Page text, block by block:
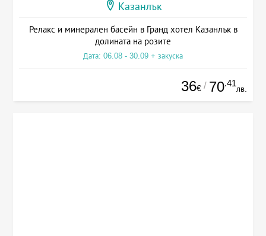
Казанлък
Релакс и минерален басейн в Гранд хотел Казанлък в
долината на розите
Дата: 06.08 - 30.09 + закуска
36€ / 70.41
лв.